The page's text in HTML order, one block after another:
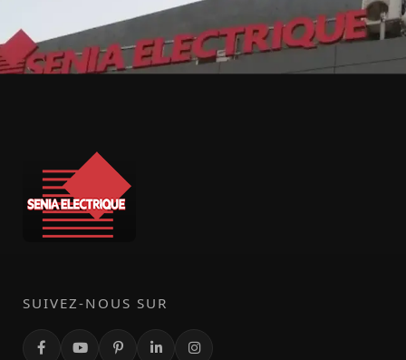
SUIVEZ-NOUS SUR